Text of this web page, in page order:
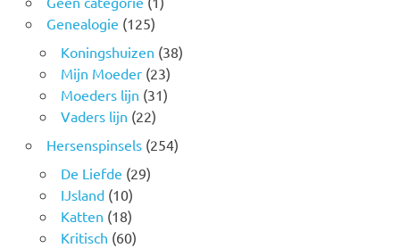
Genealogie (125)
Koningshuizen (38)
Mijn Moeder(23)
Moeders lijn (31)
Vaders lijn (22)
Hersenspinsels(254)
De Liefde (29)
IJsland(10)
Katten (18)
Kritisch (60)